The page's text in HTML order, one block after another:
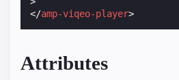
</amp-viqeo-player>
Attributes